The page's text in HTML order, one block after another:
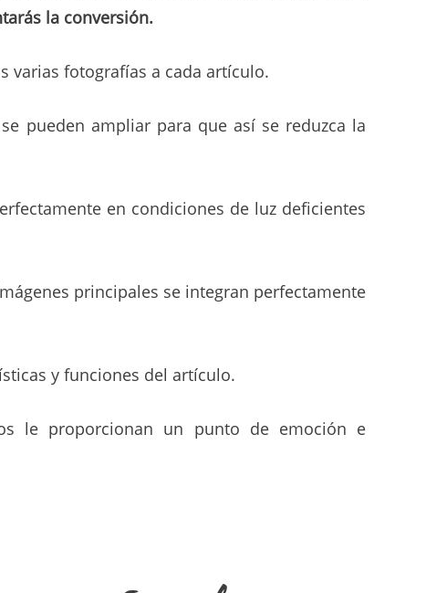
la conversión.
varias fotografías a cada artículo.
pueden ampliar para que así se reduzca la
en condiciones de luz deficientes
principales se integran perfectamente
y funciones del artículo.
le proporcionan un punto de emoción e